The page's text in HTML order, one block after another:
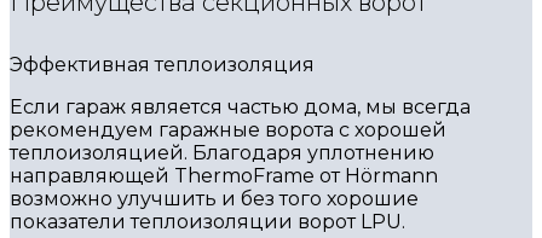
Эффективная теплоизоляция
Если гараж является частью дома, мы всегда
рекомендуем гаражные ворота с хорошей
теплоизоляцией. Благодаря уплотнению
направляющей ThermoFrame от Hörmann
возможно улучшить и без того хорошие
показатели теплоизоляции ворот LPU.